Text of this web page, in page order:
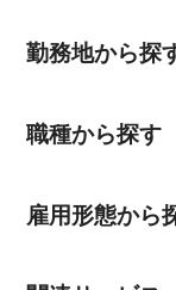
勤務地から探
職種から探す
雇用形態から